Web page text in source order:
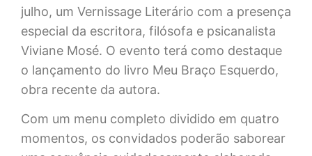
julho, um Vernissage Literário com a presença
especial da escritora, filósofa e psicanalista
Viviane Mosé. O evento terá como destaque
o lançamento do livro Meu Braço Esquerdo,
obra recente da autora.
Com um menu completo dividido em quatro
momentos, os convidados poderão saborear